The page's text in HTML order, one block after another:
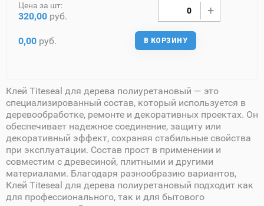
Цена за шт:
320,00 руб.
0,00 руб. В КОРЗИНУ
Клей Titeseal для дерева полиуретановый — это
специализированный состав, который используется в
деревообработке, ремонте и декоративных проектах. Он
обеспечивает надежное соединение, защиту или
декоративный эффект, сохраняя стабильные свойства
при эксплуатации. Состав прост в применении и
совместим с древесиной, плитными и другими
материалами. Благодаря разнообразию вариантов,
Клей Titeseal для дерева полиуретановый подходит как
для профессионального, так и для бытового